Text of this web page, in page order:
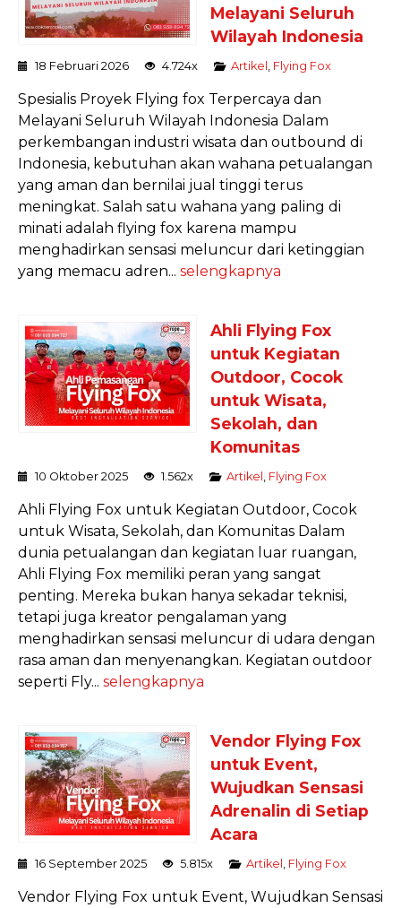
Melayani Seluruh
Wilayah Indonesia
18 Februari 2026 4.724x Artikel Flying Fox
Spesialis Proyek Flying fox Terpercaya dan
Melayani Seluruh Wilayah Indonesia Dalam
perkembangan industri wisata dan outbound di
Indonesia, kebutuhan akan wahana petualangan
yang aman dan bernilai jual tinggi terus
meningkat. Salah satu wahana yang paling di
minati adalah flying fox karena mampu
menghadirkan sensasi meluncur dari ketinggian
yang memacu adren... selengkapnya
Ahli Flying Fox
untuk Kegiatan
Outdoor, Cocok
untuk Wisata,
Sekolah, dan
Komunitas
10 Oktober 2025 1.562x Artikel Flying Fox
Ahli Flying Fox untuk Kegiatan Outdoor, Cocok
untuk Wisata, Sekolah, dan Komunitas Dalam
dunia petualangan dan kegiatan luar ruangan,
Ahli Flying Fox memiliki peran yang sangat
penting. Mereka bukan hanya sekadar teknisi,
tetapi juga kreator pengalaman yang
menghadirkan sensasi meluncur di udara dengan
rasa aman dan menyenangkan. Kegiatan outdoor
seperti Fly... selengkapnya
Vendor Flying Fox
untuk Event,
Wujudkan Sensasi
Adrenalin di Setiap
Acara
16 September 2025 5.815x Artikel Flying Fox
Vendor Flying Fox untuk Event, Wujudkan Sensasi